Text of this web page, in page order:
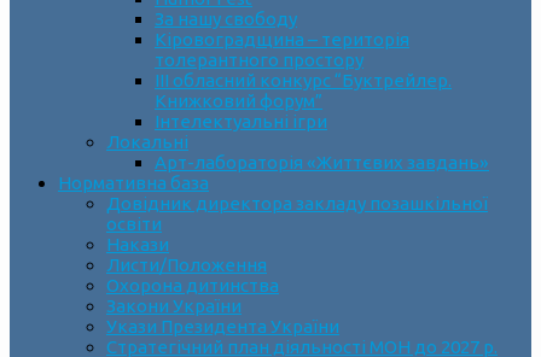
За нашу свободу
Кіровоградщина – територія
толерантного простору
ІII обласний конкурс “Буктрейлер.
Книжковий форум”
Інтелектуальні ігри
Локальні
Арт-лабораторія «Життєвих завдань»
Нормативна база
Довідник директора закладу позашкільної
освіти
Накази
Листи/Положення
Охорона дитинства
Закони України
Укази Президента України
Стратегічний план діяльності МОН до 2027 р.